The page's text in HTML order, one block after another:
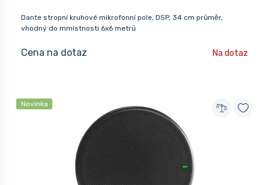
Dante stropní kruhové mikrofonní pole, DSP, 34 cm průměr,
vhodný do mmístnosti 6x6 metrů
Cena na dotaz Na dotaz
Novinka